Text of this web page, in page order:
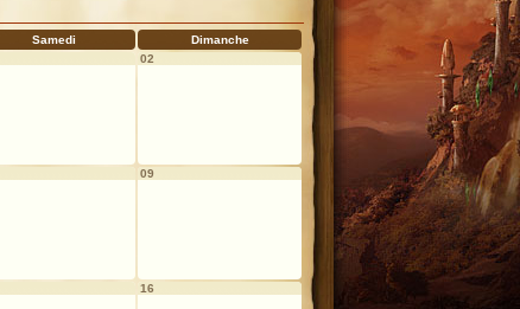
Samedi
Dimanche
02
09
16